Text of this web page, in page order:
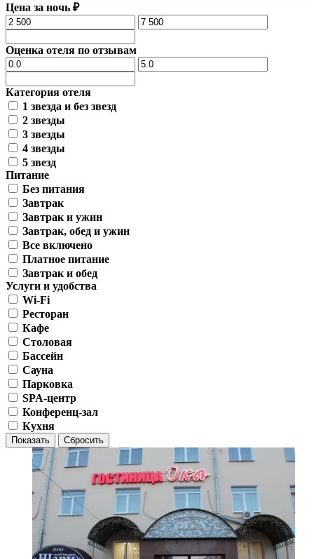
Цена за ночь ₽
Оценка отеля по отзывам
Категория отеля
1 звезда и без звезд
2 звезды
3 звезды
4 звезды
5 звезд
Питание
Без питания
Завтрак
Завтрак и ужин
Завтрак, обед и ужин
Все включено
Платное питание
Завтрак и обед
Услуги и удобства
Wi-Fi
Ресторан
Кафе
Столовая
Бассейн
Сауна
Парковка
SPA-центр
Конференц-зал
Кухня
Показать Сбросить